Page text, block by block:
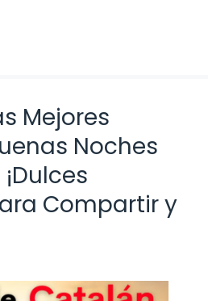
Mejores
Noches
Compartir y